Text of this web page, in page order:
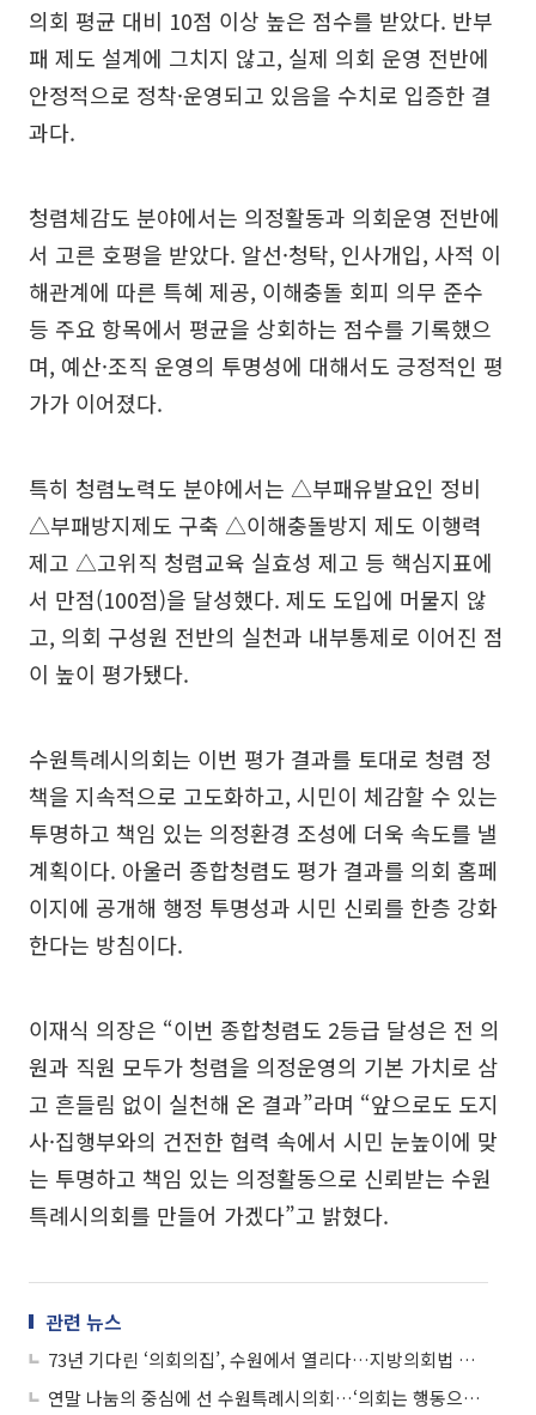
의회 평균 대비 10점 이상 높은 점수를 받았다. 반부
패 제도 설계에 그치지 않고, 실제 의회 운영 전반에
안정적으로 정착·운영되고 있음을 수치로 입증한 결
과다.
청렴체감도 분야에서는 의정활동과 의회운영 전반에
서 고른 호평을 받았다. 알선·청탁, 인사개입, 사적 이
해관계에 따른 특혜 제공, 이해충돌 회피 의무 준수
등 주요 항목에서 평균을 상회하는 점수를 기록했으
며, 예산·조직 운영의 투명성에 대해서도 긍정적인 평
가가 이어졌다.
특히 청렴노력도 분야에서는 △부패유발요인 정비
△부패방지제도 구축 △이해충돌방지 제도 이행력
제고 △고위직 청렴교육 실효성 제고 등 핵심지표에
서 만점(100점)을 달성했다. 제도 도입에 머물지 않
고, 의회 구성원 전반의 실천과 내부통제로 이어진 점
이 높이 평가됐다.
수원특례시의회는 이번 평가 결과를 토대로 청렴 정
책을 지속적으로 고도화하고, 시민이 체감할 수 있는
투명하고 책임 있는 의정환경 조성에 더욱 속도를 낼
계획이다. 아울러 종합청렴도 평가 결과를 의회 홈페
이지에 공개해 행정 투명성과 시민 신뢰를 한층 강화
한다는 방침이다.
이재식 의장은 “이번 종합청렴도 2등급 달성은 전 의
원과 직원 모두가 청렴을 의정운영의 기본 가치로 삼
고 흔들림 없이 실천해 온 결과”라며 “앞으로도 도지
사·집행부와의 건전한 협력 속에서 시민 눈높이에 맞
는 투명하고 책임 있는 의정활동으로 신뢰받는 수원
특례시의회를 만들어 가겠다”고 밝혔다.
관련 뉴스
73년 기다린 ‘의회의집’, 수원에서 열리다…지방의회법 제정까지 정조준한 수원특례시의회
연말 나눔의 중심에 선 수원특례시의회…‘의회는 행동으로 말한다’